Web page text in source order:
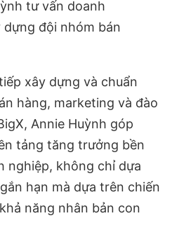
xây dựng và chuẩn
hàng, marketing và đào
Annie Huỳnh góp
tảng tăng trưởng bền
nghiệp, không chỉ dựa
hạn mà dựa trên chiến
năng nhân bản con